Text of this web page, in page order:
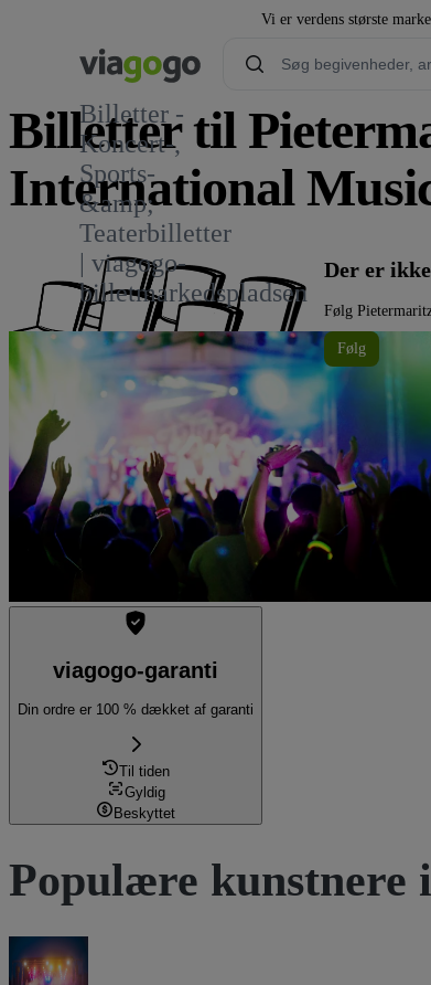
Vi er verdens største
Billetter -
Koncert-,
Sports-
&amp;
Teaterbilletter
| viagogo-
billetmarkedspladsen
Billetter til
International
Der er
Følg
Følg
viagogo-garanti
Din ordre er 100 % dækket af garanti
Til tiden
Gyldig
Beskyttet
Populære kunstnere